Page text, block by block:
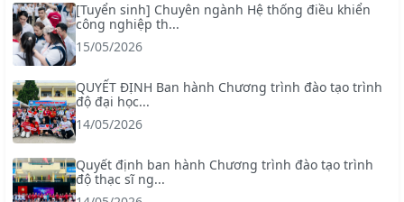
[Tuyển sinh] Chuyên ngành Hệ thống điều khiển
công nghiệp th...
15/05/2026
QUYẾT ĐỊNH Ban hành Chương trình đào tạo trình
độ đại học...
14/05/2026
Quyết định ban hành Chương trình đào tạo trình
độ thạc sĩ ng...